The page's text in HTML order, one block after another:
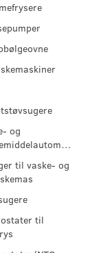
og
skyllemiddelautomater
til vaske- og
til